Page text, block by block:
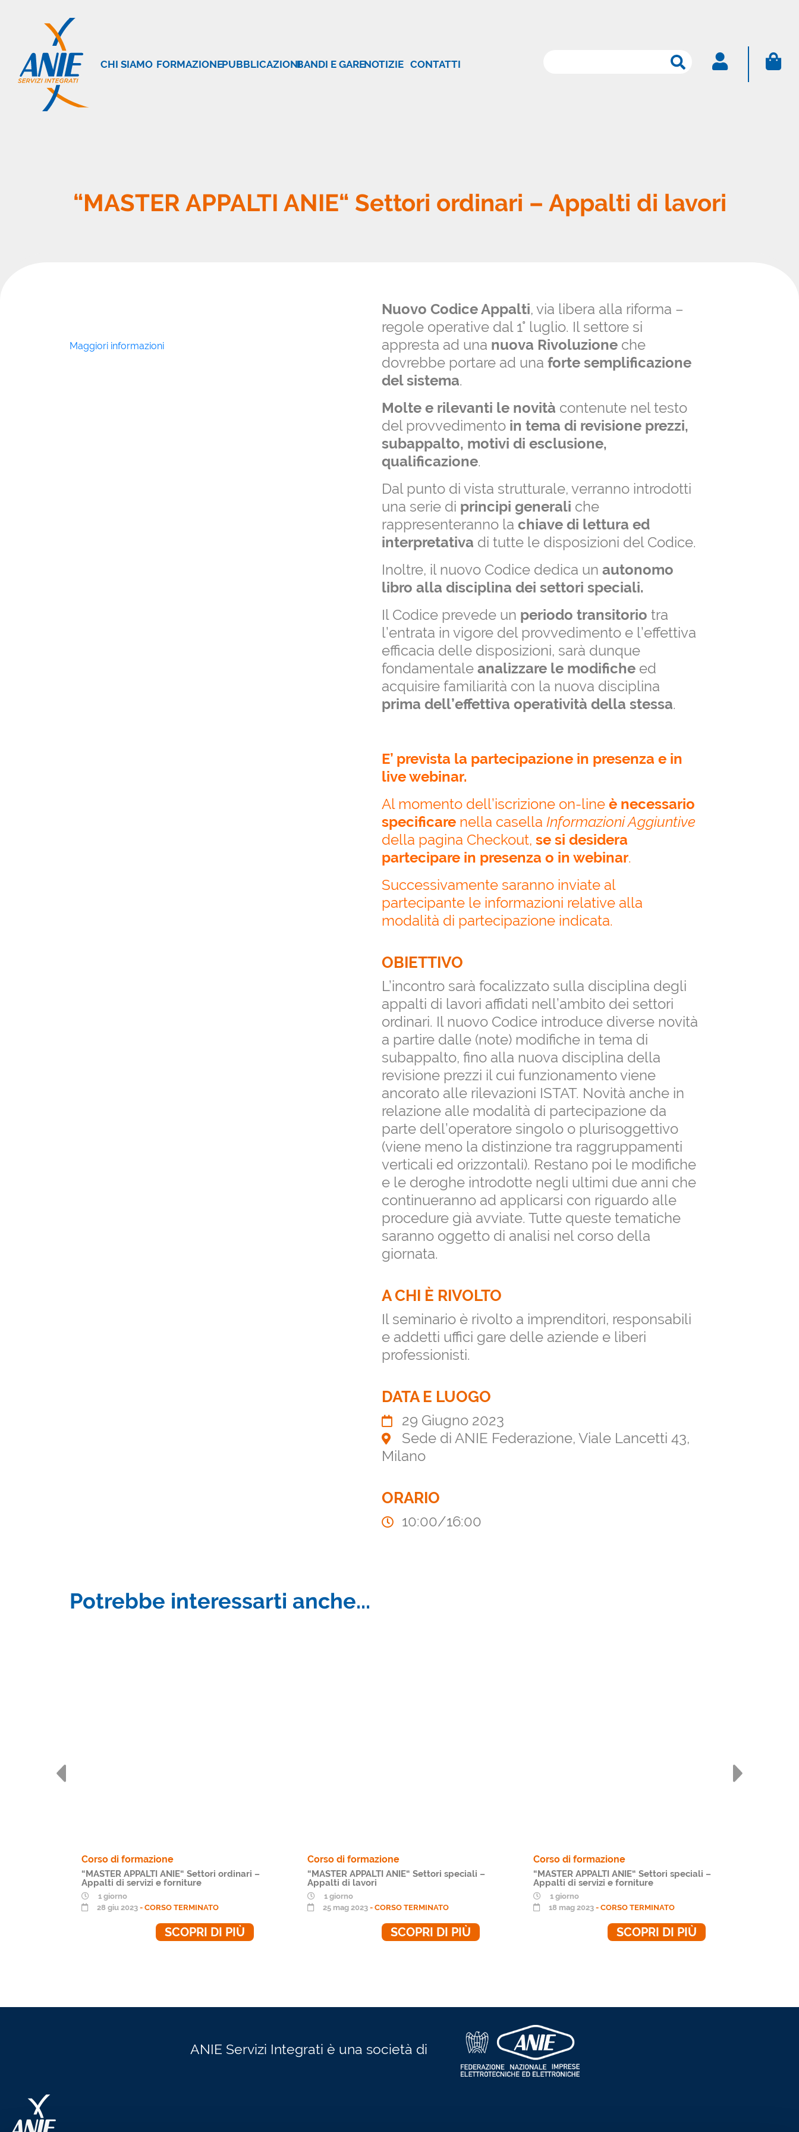
CHI SIAMO FORMAZIONEPUBBLICAZIONIBANDI E GARENOTIZIE CONTATTI
Password dimenticata
“MASTER APPALTI ANIE“ Settori ordinari – Appalti di lavori
Maggiori informazioni
Nuovo Codice Appalti, via libera alla riforma –
regole operative dal 1° luglio. Il settore si
appresta ad una nuova Rivoluzione che
dovrebbe portare ad una forte semplificazione
del sistema.
Molte e rilevanti le novità contenute nel testo
del provvedimento in tema di revisione prezzi,
subappalto, motivi di esclusione,
qualificazione.
Dal punto di vista strutturale, verranno introdotti
una serie di principi generali che
rappresenteranno la chiave di lettura ed
interpretativa di tutte le disposizioni del Codice.
Inoltre, il nuovo Codice dedica un autonomo
libro alla disciplina dei settori speciali.
Il Codice prevede un periodo transitorio tra
l’entrata in vigore del provvedimento e l’effettiva
efficacia delle disposizioni, sarà dunque
fondamentale analizzare le modifiche ed
acquisire familiarità con la nuova disciplina
prima dell’effettiva operatività della stessa.
E’ prevista la partecipazione in presenza e in
live webinar.
Al momento dell’iscrizione on-line è necessario
specificare nella casella Informazioni Aggiuntive
della pagina Checkout, se si desidera
partecipare in presenza o in webinar.
Successivamente saranno inviate al
partecipante le informazioni relative alla
modalità di partecipazione indicata.
OBIETTIVO
L’incontro sarà focalizzato sulla disciplina degli
appalti di lavori affidati nell’ambito dei settori
ordinari. Il nuovo Codice introduce diverse novità
a partire dalle (note) modifiche in tema di
subappalto, fino alla nuova disciplina della
revisione prezzi il cui funzionamento viene
ancorato alle rilevazioni ISTAT. Novità anche in
relazione alle modalità di partecipazione da
parte dell’operatore singolo o plurisoggettivo
(viene meno la distinzione tra raggruppamenti
verticali ed orizzontali). Restano poi le modifiche
e le deroghe introdotte negli ultimi due anni che
continueranno ad applicarsi con riguardo alle
procedure già avviate. Tutte queste tematiche
saranno oggetto di analisi nel corso della
giornata.
A CHI È RIVOLTO
Il seminario è rivolto a imprenditori, responsabili
e addetti uffici gare delle aziende e liberi
professionisti.
DATA E LUOGO
29 Giugno 2023
Sede di ANIE Federazione, Viale Lancetti 43,
Milano
ORARIO
10:00/16:00
Potrebbe interessarti anche...
Corso di formazione
“MASTER APPALTI ANIE“ Settori ordinari –
Appalti di servizi e forniture
1 giorno
28 giu 2023 - CORSO TERMINATO
SCOPRI DI PIÙ
Corso di formazione
“MASTER APPALTI ANIE“ Settori speciali –
Appalti di lavori
1 giorno
25 mag 2023 - CORSO TERMINATO
SCOPRI DI PIÙ
Corso di formazione
“MASTER APPALTI ANIE“ Settori speciali –
Appalti di servizi e forniture
1 giorno
18 mag 2023 - CORSO TERMINATO
SCOPRI DI PIÙ
ANIE Servizi Integrati è una società di